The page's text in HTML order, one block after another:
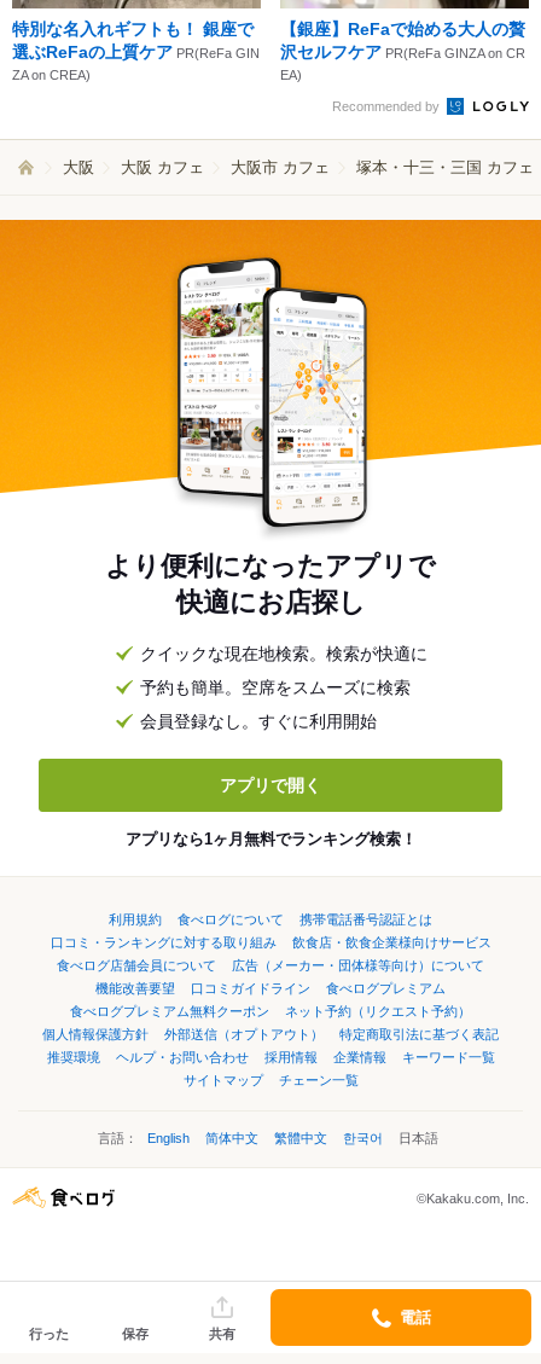
特別な名入れギフトも！ 銀座で
選ぶReFaの上質ケア PR(ReFa GIN
ZA on CREA)
【銀座】ReFaで始める大人の贅
沢セルフケア PR(ReFa GINZA on CR
EA)
Recommended by
大阪 大阪 カフェ 大阪市 カフェ 塚本・十三・三国 カフェ
より便利になったアプリで
快適にお店探し
クイックな現在地検索。検索が快適に
予約も簡単。空席をスムーズに検索
会員登録なし。すぐに利用開始
アプリで開く
アプリなら1ヶ月無料でランキング検索！
利用規約 食べログについて
携帯電話番号認証とは
口コミ・ランキングに対する取り組み
飲食店・飲食企業様向けサービス
食べログ店舗会員について
広告（メーカー・団体様等向け）について
機能改善要望
口コミガイドライン
食べログプレミアム
食べログプレミアム無料クーポン
ネット予約（リクエスト予約）
個人情報保護方針
外部送信（オプトアウト）
特定商取引法に基づく表記
推奨環境
ヘルプ・お問い合わせ 採用情報 企業情報
キーワード一覧
サイトマップ
チェーン一覧
言語： English 简体中文 繁體中文 한국어 日本語
©Kakaku.com, Inc.
行った 保存 共有
電話